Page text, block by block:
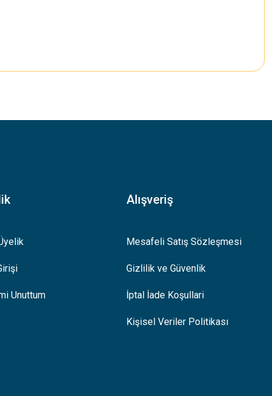
Unuttum
Alışveriş
Mesafeli Satış Sözleşmesi
Gizlilik ve Güvenlik
İptal İade Koşullari
Kişisel Veriler Politikası